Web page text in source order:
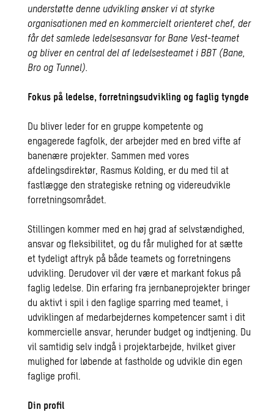
understøtte denne udvikling ønsker vi at styrke
organisationen med en kommercielt orienteret chef, der
får det samlede ledelsesansvar for Bane Vest-teamet
og bliver en central del af ledelsesteamet i BBT (Bane,
Bro og Tunnel).
Fokus på ledelse, forretningsudvikling og faglig tyngde
Du bliver leder for en gruppe kompetente og
engagerede fagfolk, der arbejder med en bred vifte af
banenære projekter. Sammen med vores
afdelingsdirektør, Rasmus Kolding, er du med til at
fastlægge den strategiske retning og videreudvikle
forretningsområdet.
Stillingen kommer med en høj grad af selvstændighed,
ansvar og fleksibilitet, og du får mulighed for at sætte
et tydeligt aftryk på både teamets og forretningens
udvikling. Derudover vil der være et markant fokus på
faglig ledelse. Din erfaring fra jernbaneprojekter bringer
du aktivt i spil i den faglige sparring med teamet, i
udviklingen af medarbejdernes kompetencer samt i dit
kommercielle ansvar, herunder budget og indtjening. Du
vil samtidig selv indgå i projektarbejde, hvilket giver
mulighed for løbende at fastholde og udvikle din egen
faglige profil.
Din profil